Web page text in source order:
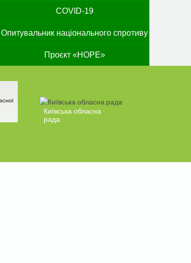
COVID-19
Опитувальник національного спротиву
Проєкт «HOPE»
Київська обласна
рада